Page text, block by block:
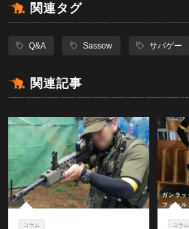
関連タグ
Q&A Sassow サバゲー
関連記事
コラム コラム